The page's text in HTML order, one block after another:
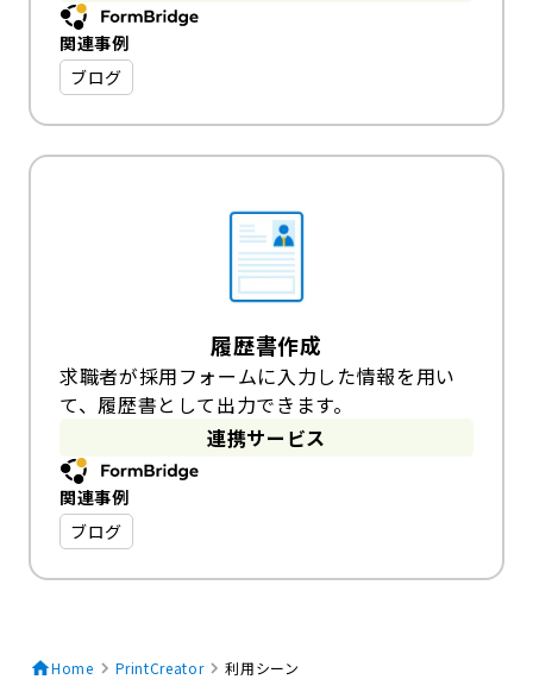
関連事例
ブログ
履歴書作成
求職者が採用フォームに入力した情報を用い
て、履歴書として出力できます。
連携サービス
関連事例
ブログ
Home PrintCreator 利用シーン